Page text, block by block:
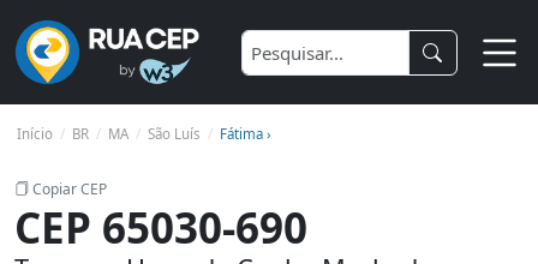
Início BR MA São Luís Fátima ›
Copiar CEP
CEP 65030-690